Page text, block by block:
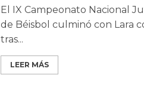
El IX Campeonato Nacional
de Béisbol culminó con Lara
tras...
LEER MÁS